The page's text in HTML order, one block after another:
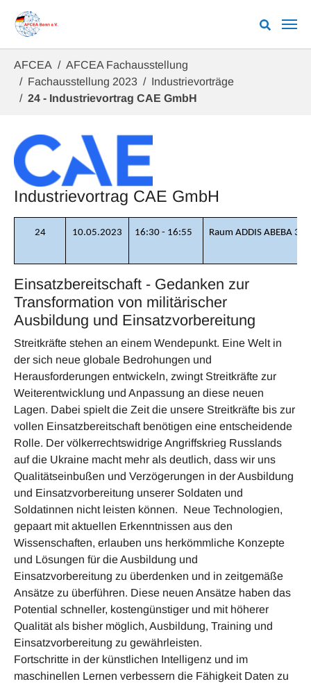
AFCEA
AFCEA Fachausstellung
Fachausstellung 2023
Industrievorträge
24 - Industrievortrag CAE GmbH
Industrievortrag CAE GmbH
24 10.05.2023 16:30 - 16:55 Raum ADDIS ABEBA 3
Einsatzbereitschaft - Gedanken zur
Transformation von militärischer
Ausbildung und Einsatzvorbereitung
Streitkräfte stehen an einem Wendepunkt. Eine Welt in
der sich neue globale Bedrohungen und
Herausforderungen entwickeln, zwingt Streitkräfte zur
Weiterentwicklung und Anpassung an diese neuen
Lagen. Dabei spielt die Zeit die unsere Streitkräfte bis zur
vollen Einsatzbereitschaft benötigen eine entscheidende
Rolle. Der völkerrechtswidrige Angriffskrieg Russlands
auf die Ukraine macht mehr als deutlich, dass wir uns
Qualitätseinbußen und Verzögerungen in der Ausbildung
und Einsatzvorbereitung unserer Soldaten und
Soldatinnen nicht leisten können. Neue Technologien,
gepaart mit aktuellen Erkenntnissen aus den
Wissenschaften, erlauben uns herkömmliche Konzepte
und Lösungen für die Ausbildung und
Einsatzvorbereitung zu überdenken und in zeitgemäße
Ansätze zu überführen. Diese neuen Ansätze haben das
Potential schneller, kostengünstiger und mit höherer
Qualität als bisher möglich, Ausbildung, Training und
Einsatzvorbereitung zu gewährleisten.
Fortschritte in der künstlichen Intelligenz und im
maschinellen Lernen verbessern die Fähigkeit Daten zu